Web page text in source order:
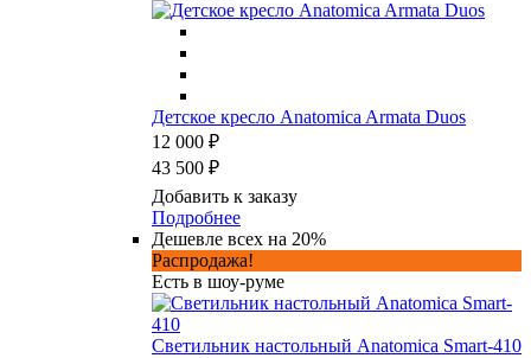
Детское кресло Anatomica Armata Duos
12 000 ₽
43 500 ₽
Добавить к заказу
Подробнее
Дешевле всех на 20%
Распродажа!
Есть в шоу-руме
Светильник настольный Anatomica Smart-410